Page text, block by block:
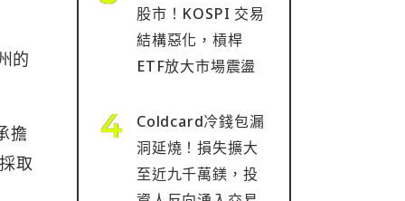
的
擔
取
股市！KOSPI 交易
結構惡化，槓桿
ETF放大市場震盪
Coldcard冷錢包漏
洞延燒！損失擴大
至近九千萬鎂，投